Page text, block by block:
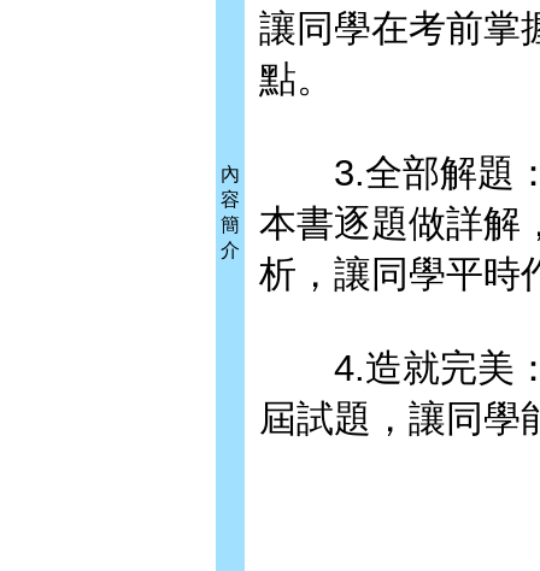
內
容
簡
介
讓同學在考前掌
點。
3.全部解題：
本書逐題做詳解
析，讓同學平時
4.造就完美：
屆試題，讓同學